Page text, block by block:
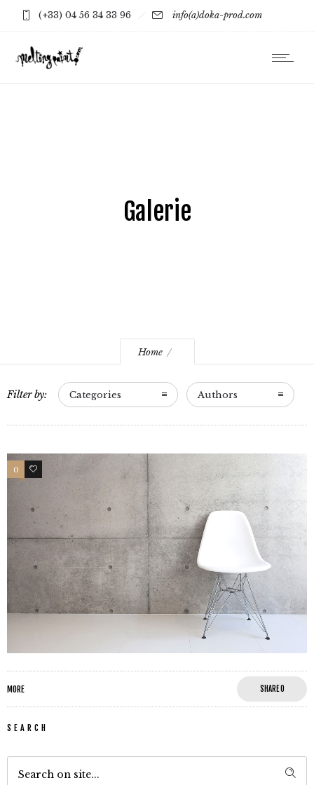
(+33) 04 56 34 33 96 info(a)doka-prod.com
Galerie
Home
Filter by: Categories Authors
0 20
MORE SHARE0
SEARCH